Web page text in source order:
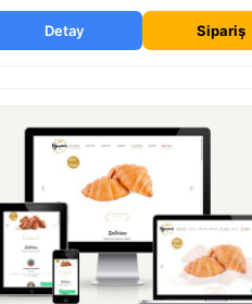
Detay Sipariş